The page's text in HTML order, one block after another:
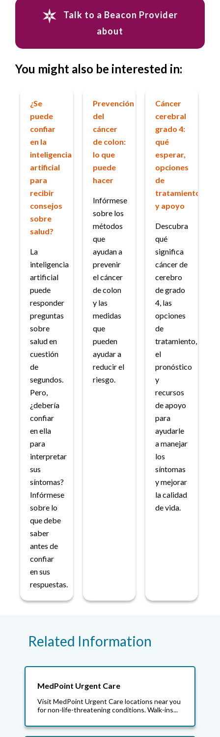
Talk to a Beacon Provider
about
You might also be interested in:
¿Se
puede
confiar
en la
inteligencia
artificial
para
recibir
consejos
sobre
salud?
La
inteligencia
artificial
puede
responder
preguntas
sobre
salud en
cuestión
de
segundos.
Pero,
¿debería
confiar
en ella
para
interpretar
sus
síntomas?
Infórmese
sobre lo
que debe
saber
antes de
confiar
en sus
respuestas.
Prevención
del
cáncer
de colon:
lo que
puede
hacer
Infórmese
sobre los
métodos
que
ayudan a
prevenir
el cáncer
de colon
y las
medidas
que
pueden
ayudar a
reducir el
riesgo.
Cáncer
cerebral
grado 4:
qué
esperar,
opciones
de
tratamiento
y apoyo
Descubra
qué
significa
cáncer de
cerebro
de grado
4, las
opciones
de
tratamiento,
el
pronóstico
y
recursos
de apoyo
para
ayudarle
a manejar
los
síntomas
y mejorar
la calidad
de vida.
Related Information
MedPoint Urgent Care
Visit MedPoint Urgent Care locations near you
for non-life-threatening conditions. Walk-ins...